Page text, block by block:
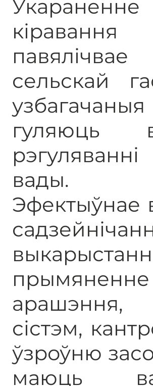
сельскай
гуляюць
вады.
Эфектыўнае
сістэм,
ўзроўню
маюць